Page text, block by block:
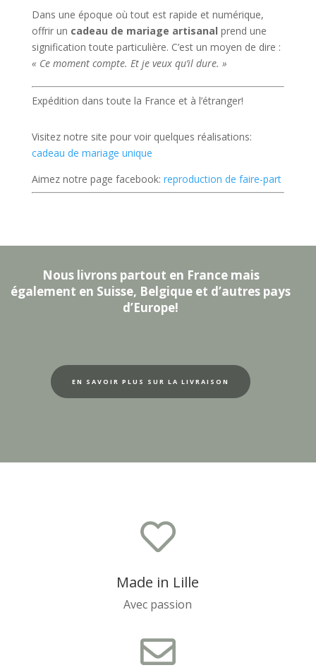
Dans une époque où tout est rapide et numérique,
offrir un cadeau de mariage artisanal prend une
signification toute particulière. C’est un moyen de dire :
« Ce moment compte. Et je veux qu’il dure. »
Expédition dans toute la France et à l’étranger!
Visitez notre site pour voir quelques réalisations:
cadeau de mariage unique
Aimez notre page facebook: reproduction de faire-part
Nous livrons partout en France mais
également en Suisse, Belgique et d’autres pays
d’Europe!
EN SAVOIR PLUS SUR LA LIVRAISON

Made in Lille
Avec passion
